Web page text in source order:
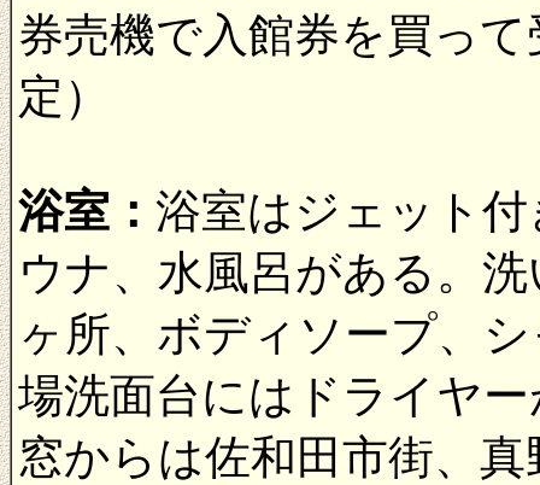
券売機で入館券を買っ
定）
浴室： 浴室はジェット
ウナ、水風呂がある。
ヶ所、ボディソープ、
場洗面台にはドライヤ
窓からは佐和田市街、